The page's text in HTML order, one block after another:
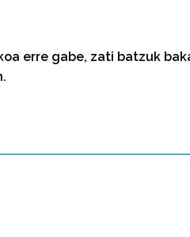
erre gabe, zati batzuk